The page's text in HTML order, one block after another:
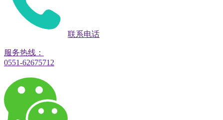
联系电话
服务热线：
0551-62675712